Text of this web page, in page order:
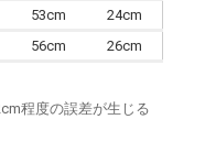
53cm
24cm
56cm 26cm
程度の誤差が生じる